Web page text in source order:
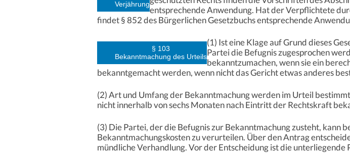
Verjährung
entsprechende Anwendung. Hat der Verpflichtete
findet § 852 des Bürgerlichen Gesetzbuchs entsprechende
§ 103
Bekanntmachung des Urteils
(1) Ist eine Klage auf Grund dieses
Partei die Befugnis zugesprochen
bekanntzumachen, wenn sie ein
bekanntgemacht werden, wenn nicht das Gericht etwas anderes
(2) Art und Umfang der Bekanntmachung werden im Urteil
nicht innerhalb von sechs Monaten nach Eintritt der Rechtskraft
(3) Die Partei, der die Befugnis zur Bekanntmachung zusteht, kann
Bekanntmachungskosten zu verurteilen. Über den Antrag
mündliche Verhandlung. Vor der Entscheidung ist die unterliegende